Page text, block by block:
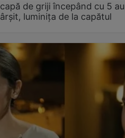
de griji începând cu 5
luminița de la capătul